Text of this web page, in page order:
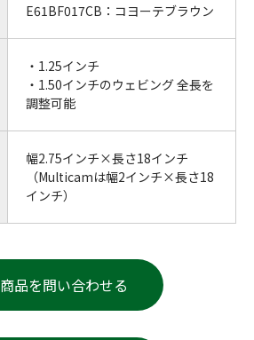
E61BF017CB：コヨーテブラウン
・1.25インチ
・1.50インチのウェビング 全長を
調整可能
幅2.75インチ×長さ18インチ
（Multicamは幅2インチ×長さ18
インチ）
商品を問い合わせる